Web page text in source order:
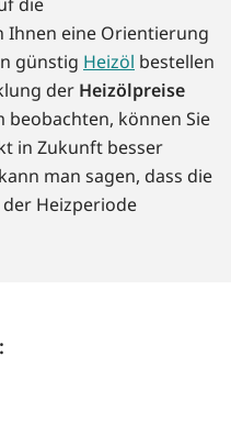
Ihnen eine Orientierung
günstig Heizöl bestellen
der Heizölpreise
können Sie
in Zukunft besser
man sagen, dass die
Heizperiode